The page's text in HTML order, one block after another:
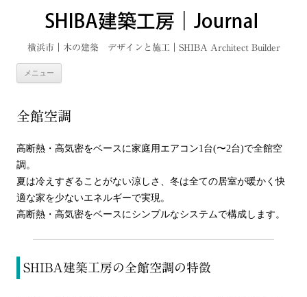
横浜市｜木の建築 デザインと施工｜SHIBA Architect Builder
メニュー
ス
キ
全館空調
高断熱・高気密をベースに家庭用エアコン1台(〜2台)で全館空
調。
夏は冷えすぎることがない涼しさ、冬は全ての居室が暖かく快
適な家を少ないエネルギーで実現。
高断熱・高気密をベースにシンプルなシステムで構成します。
SHIBA建築工房の全館空調の特徴